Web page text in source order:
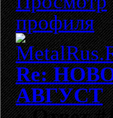
Re:
АВГУСТ